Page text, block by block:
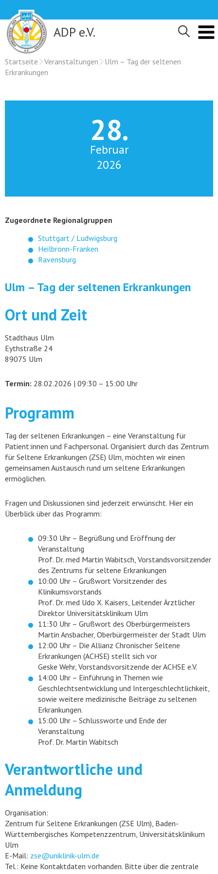
content
ADP e.V.
Startseite Veranstaltungen
Ulm – Tag der seltenen
Erkrankungen
28.
Februar
2026
Zugeordnete Regionalgruppen
Stuttgart / Ludwigsburg
Heilbronn-Franken
Ravensburg
Ulm – Tag der seltenen Erkrankungen
Ort und Zeit
Stadthaus Ulm
Eythstraße 24
89075 Ulm
Termin: 28.02.2026 | 09:30 – 15:00 Uhr
Programm
Tag der seltenen Erkrankungen – eine Veranstaltung für
Patient:innen und Fachpersonal. Organisiert durch das Zentrum
für Seltene Erkrankungen (ZSE) Ulm, möchten wir einen
gemeinsamen Austausch rund um seltene Erkrankungen
ermöglichen.
Fragen und Diskussionen sind jederzeit erwünscht. Hier ein
Überblick über das Programm:
09:30 Uhr – Begrüßung und Eröffnung der
Veranstaltung
Prof. Dr. med Martin Wabitsch, Vorstandsvorsitzender
des Zentrums für seltene Erkrankungen
10:00 Uhr – Grußwort Vorsitzender des
Klinikumsvorstands
Prof. Dr. med Udo X. Kaisers, Leitender Ärztlicher
Direktor Universitätsklinikum Ulm
11:30 Uhr – Grußwort des Oberbürgermeisters
Martin Ansbacher, Oberbürgermeister der Stadt Ulm
12:00 Uhr – Die Allianz Chronischer Seltene
Erkrankungen (ACHSE) stellt sich vor
Geske Wehr, Vorstandsvorsitzende der ACHSE e.V.
14:00 Uhr – Einführung in Themen wie
Geschlechtsentwicklung und Intergeschlechtlichkeit,
sowie weitere medizinische Beiträge zu seltenen
Erkrankungen.
15:00 Uhr – Schlussworte und Ende der
Veranstaltung
Prof. Dr. Martin Wabitsch
Verantwortliche und
Anmeldung
Organisation:
Zentrum für Seltene Erkrankungen (ZSE Ulm), Baden-
Württembergisches Kompetenzzentrum, Universitätsklinikum
Ulm
E-Mail: zse@uniklinik-ulm.de
Tel.: Keine Kontaktdaten vorhanden. Bitte über die zentrale